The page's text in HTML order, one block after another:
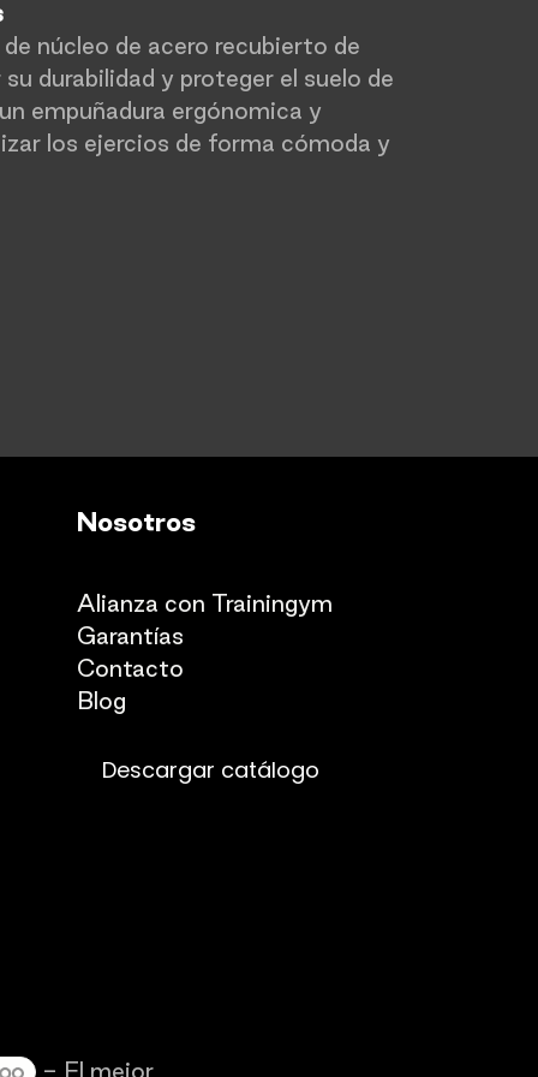
núcleo de acero recubierto de
durabilidad y proteger el suelo de
empuñadura ergónomica y
los ejercios de forma cómoda y
Nosotros
Alianza con Trainingym
Garantías
Con​tacto
Blog​​
Descargar catálogo
- El mejor